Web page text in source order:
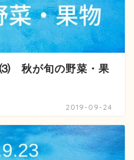
秋が旬の野菜・果
2019-09-24